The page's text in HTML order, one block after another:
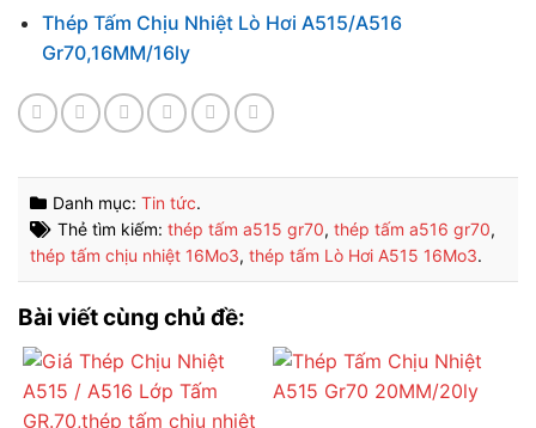
Thép Tấm Chịu Nhiệt Lò Hơi A515/A516
Gr70,16MM/16ly
Danh mục: Tin tức.
Thẻ tìm kiếm: thép tấm a515 gr70, thép tấm a516 gr70,
thép tấm chịu nhiệt 16Mo3, thép tấm Lò Hơi A515 16Mo3.
Bài viết cùng chủ đề: